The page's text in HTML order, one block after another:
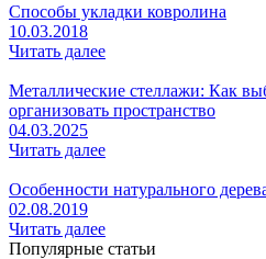
Способы укладки ковролина
10.03.2018
Читать далее
Металлические стеллажи: Как
организовать пространство
04.03.2025
Читать далее
Особенности натурального
02.08.2019
Читать далее
Популярные статьи